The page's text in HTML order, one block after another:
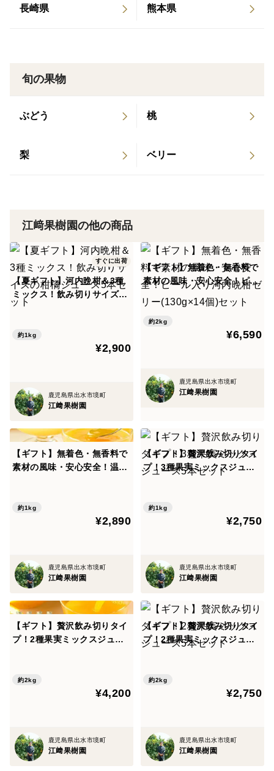
ジュースを提供しています。
あなたの生活に華を添える贈り物
家族や友人との特別なひとときに、江崎果樹園のまるご
江﨑果樹園の果実を贅沢に使用した、果汁100％のスト
レートジュースシリーズ。旬の時期に収穫した果実を
絞ってそのままジュースにしました。そのため、体に
とって有効な生きた酸素がたくさん残り、素材そのもの
栽培・生産のこだわり
スはその年だけしか出会えない味になります。時の変化
を楽しむちょっぴり贅沢なジュースをお楽しみくださ
い。
産地の特徴
鹿児島県出水市
・果実ミックスジュース（河内晩柑・不知火・温州みか
甘さの中に晩柑のの程よい苦みがクセになります。
賞味期限
製造より1年間
開栓後は10℃以下で保存し、お早めにお召し上がりくだ
長崎県 熊本県
旬の果物
ぶどう 桃
梨 ベリー
江﨑果樹園の他の商品
すぐに出荷
【夏ギフト】河内晩柑＆3種
ミックス！飲み切りサイズの
柑橘ジュース5本セット
約1kg
¥2,900
鹿児島県出水市境町
江﨑果樹園
【ギフト】無着色・無香料で
素材の風味・安心安全！ピー
14個)セット
約2kg
¥6,590
鹿児島県出水市境町
江﨑果樹園
【ギフト】無着色・無香料で
素材の風味・安心安全！温州
約1kg
¥2,890
鹿児島県出水市境町
江﨑果樹園
【ギフト】贅沢飲み切りタイ
プ！3種果実ミックスジュー
約1kg
¥2,750
鹿児島県出水市境町
江﨑果樹園
【ギフト】贅沢飲み切りタイ
プ！2種果実ミックスジュー
約2kg
¥4,200
鹿児島県出水市境町
江﨑果樹園
【ギフト】贅沢飲み切りタイ
プ！2種果実ミックスジュー
約2kg
¥2,750
鹿児島県出水市境町
江﨑果樹園